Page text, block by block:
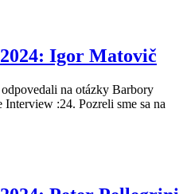
Igor Matovič
na otázky Barbory
:24. Pozreli sme sa na